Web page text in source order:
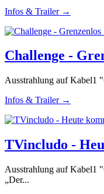
Infos & Trailer →
Challenge -
Ausstrahlung auf Kabel1
Infos & Trailer →
TVincludo -
Ausstrahlung auf Kabel1
„Der...